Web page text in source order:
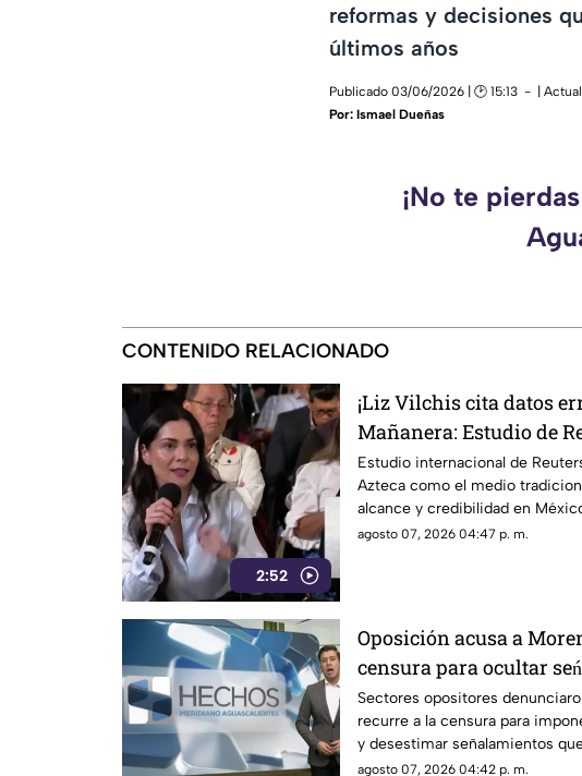
reformas y decisiones
últimos años
Publicado 03/06/2026 | 🕑 15:13
|
Por: Ismael Dueñas
¡No te
CONTENIDO RELACIONADO
2:52
¡Liz Vilchis cita datos
Mañanera: Estudio de
liderazgo de TV Azteca
credibilidad
Estudio internacional de
Azteca como el medio
alcance y credibilidad en
inconsistencias en La Mañanera
agosto 07, 2026 04:47 p. m.
Oposición acusa a
censura para ocultar
narcopolítica
Sectores opositores
recurre a la censura para
y desestimar señalamientos
con la narcopolítica.
agosto 07, 2026 04:42 p. m.